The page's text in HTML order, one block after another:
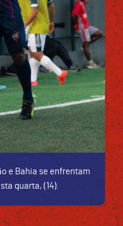
e Bahia se enfrentam
quarta, (14).